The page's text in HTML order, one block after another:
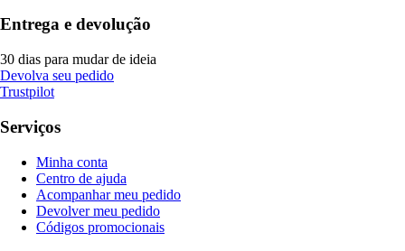
Entrega e devolução
30 dias para mudar de ideia
Devolva seu pedido
Trustpilot
Serviços
Minha conta
Centro de ajuda
Acompanhar meu pedido
Devolver meu pedido
Códigos promocionais